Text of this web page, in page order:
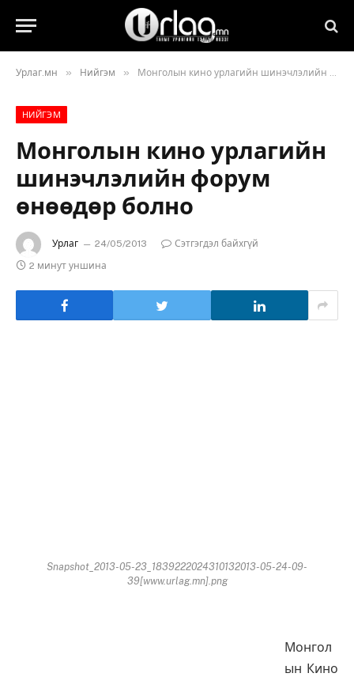
Урлаг.мн » Нийгэм » Монголын кино урлагийн шинэчлэлийн форум өнөөдөр болно
НИЙГЭМ
Монголын кино урлагийн
шинэчлэлийн форум
өнөөдөр болно
Урлаг 24/05/2013
Сэтгэгдэл байхгүй
2 минут уншина
Snapshot_2013-05-23_1839222024310132013-05-24-09-
39[www.urlag.mn].png
Монгол
ын Кино